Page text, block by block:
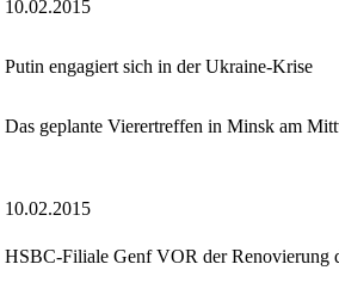
10.02.2015
Putin engagiert sich in der Ukraine-Krise
Das geplante Vierertreffen in Minsk am
10.02.2015
HSBC-Filiale Genf VOR der Renovierung